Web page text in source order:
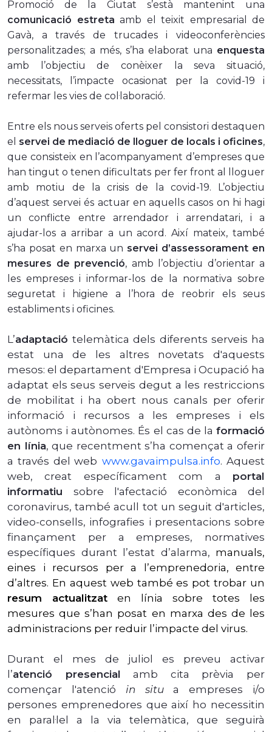
Promoció de la Ciutat s’està mantenint una
comunicació estreta amb el teixit empresarial de
Gavà, a través de trucades i videoconferències
personalitzades; a més, s’ha elaborat una enquesta
amb l’objectiu de conèixer la seva situació,
necessitats, l’impacte ocasionat per la covid-19 i
refermar les vies de col·laboració.
Entre els nous serveis oferts pel consistori destaquen
el servei de mediació de lloguer de locals i oficines,
que consisteix en l’acompanyament d’empreses que
han tingut o tenen dificultats per fer front al lloguer
amb motiu de la crisis de la covid-19. L’objectiu
d’aquest servei és actuar en aquells casos on hi hagi
un conflicte entre arrendador i arrendatari, i a
ajudar-los a arribar a un acord. Així mateix, també
s’ha posat en marxa un servei d’assessorament en
mesures de prevenció, amb l’objectiu d’orientar a
les empreses i informar-los de la normativa sobre
seguretat i higiene a l’hora de reobrir els seus
establiments i oficines.
L’adaptaciótelemàtica dels diferents serveis ha
estat una de les altres novetats d'aquests
mesos: el departament d'Empresa i Ocupació ha
adaptat els seus serveis degut a les restriccions
de mobilitat i ha obert nous canals per oferir
informació i recursos a les empreses i els
autònoms i autònomes. És el cas de la formació
en línia, que recentment s’ha començat a oferir
a través del web www.gavaimpulsa.info. Aquest
web, creat específicament com a portal
informatiu sobre l'afectació econòmica del
coronavirus, també acull tot un seguit d'articles,
video-consells, infografies i presentacions sobre
finançament per a empreses, normatives
específiques durant l’estat d’alarma, manuals,
eines i recursos per a l’emprenedoria, entre
d’altres. En aquest web també es pot trobar un
resum actualitzat en línia sobre totes les
mesures que s’han posat en marxa des de les
administracions per reduir l’impacte del virus.
Durant el mes de juliol es preveu activar
l’atenció presencial amb cita prèvia per
començar l'atenció in situa empreses i/o
persones emprenedores que així ho necessitin
en paral·lel a la via telemàtica, que seguirà